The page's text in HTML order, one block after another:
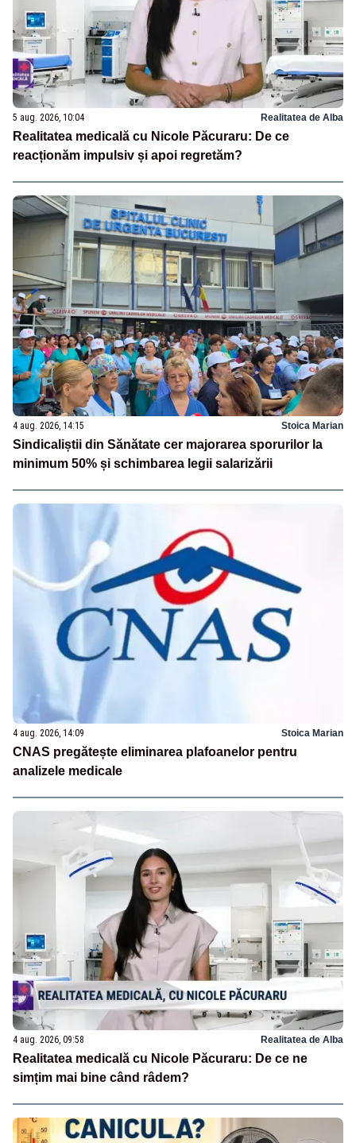
5 aug. 2026, 10:04 Realitatea de Alba
Realitatea medicală cu Nicole Păcuraru: De ce
reacționăm impulsiv și apoi regretăm?
4 aug. 2026, 14:15 Stoica Marian
Sindicaliștii din Sănătate cer majorarea sporurilor la
minimum 50% și schimbarea legii salarizării
4 aug. 2026, 14:09 Stoica Marian
CNAS pregătește eliminarea plafoanelor pentru
analizele medicale
4 aug. 2026, 09:58 Realitatea de Alba
Realitatea medicală cu Nicole Păcuraru: De ce ne
simțim mai bine când râdem?